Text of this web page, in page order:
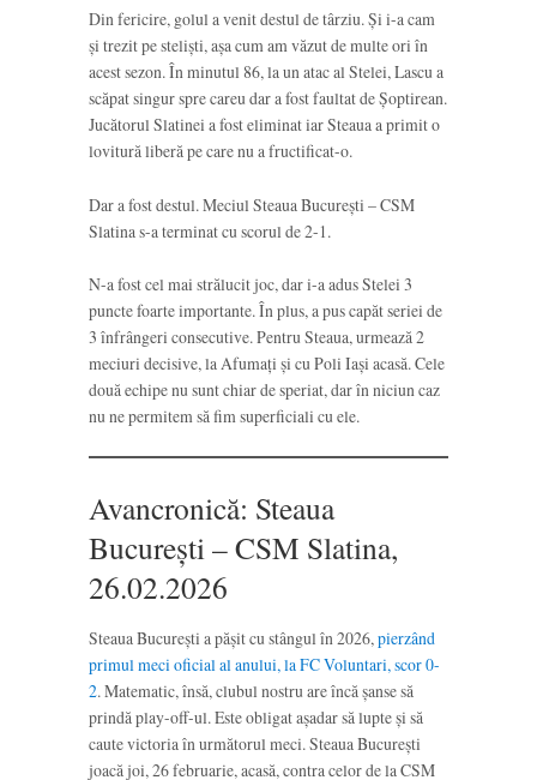
Din fericire, golul a venit destul de târziu. Și i-a cam
și trezit pe steliști, așa cum am văzut de multe ori în
acest sezon. În minutul 86, la un atac al Stelei, Lascu a
scăpat singur spre careu dar a fost faultat de Șoptirean.
Jucătorul Slatinei a fost eliminat iar Steaua a primit o
lovitură liberă pe care nu a fructificat-o.
Dar a fost destul. Meciul Steaua București – CSM
Slatina s-a terminat cu scorul de 2-1.
N-a fost cel mai strălucit joc, dar i-a adus Stelei 3
puncte foarte importante. În plus, a pus capăt seriei de
3 înfrângeri consecutive. Pentru Steaua, urmează 2
meciuri decisive, la Afumați și cu Poli Iași acasă. Cele
două echipe nu sunt chiar de speriat, dar în niciun caz
nu ne permitem să fim superficiali cu ele.
Avancronică: Steaua
București – CSM Slatina,
26.02.2026
Steaua București a pășit cu stângul în 2026, pierzând
primul meci oficial al anului, la FC Voluntari, scor 0-
2. Matematic, însă, clubul nostru are încă șanse să
prindă play-off-ul. Este obligat așadar să lupte și să
caute victoria în următorul meci. Steaua București
joacă joi, 26 februarie, acasă, contra celor de la CSM